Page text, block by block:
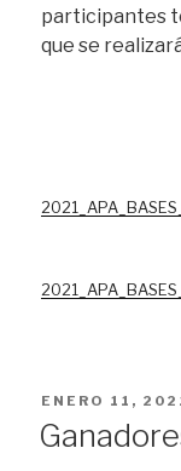
participantes
que se
PUBLICADO
ENERO 11,